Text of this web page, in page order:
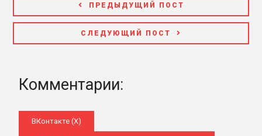
ПРЕДЫДУЩИЙ ПОСТ
СЛЕДУЮЩИЙ ПОСТ
Комментарии:
ВКонтакте (X)